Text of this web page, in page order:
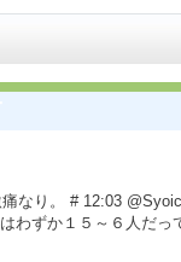
なり。 # 12:03
わずか１５～６人だっ